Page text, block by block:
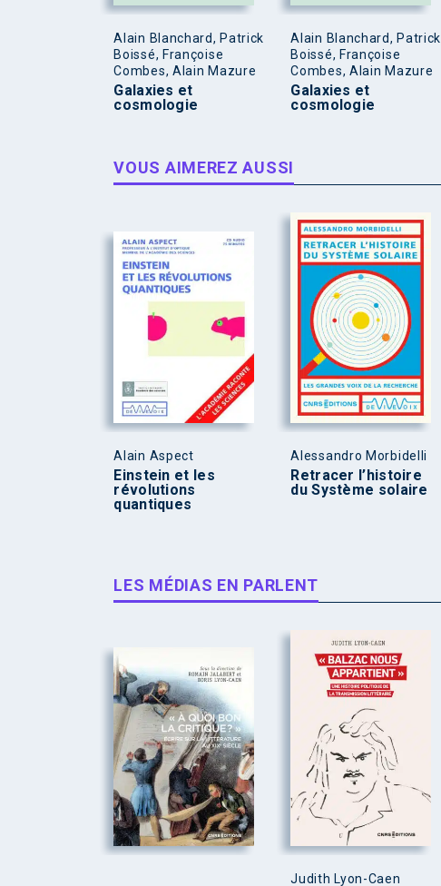
Alain Blanchard, Patrick
Boissé, Françoise
Combes, Alain Mazure
Galaxies et
cosmologie
Alain Blanchard, Patrick
Boissé, Françoise
Combes, Alain Mazure
Galaxies et
cosmologie
VOUS AIMEREZ AUSSI
Alain Aspect
Einstein et les
révolutions
quantiques
Alessandro Morbidelli
Retracer l’histoire
du Système solaire
LES MÉDIAS EN PARLENT
Judith Lyon-Caen